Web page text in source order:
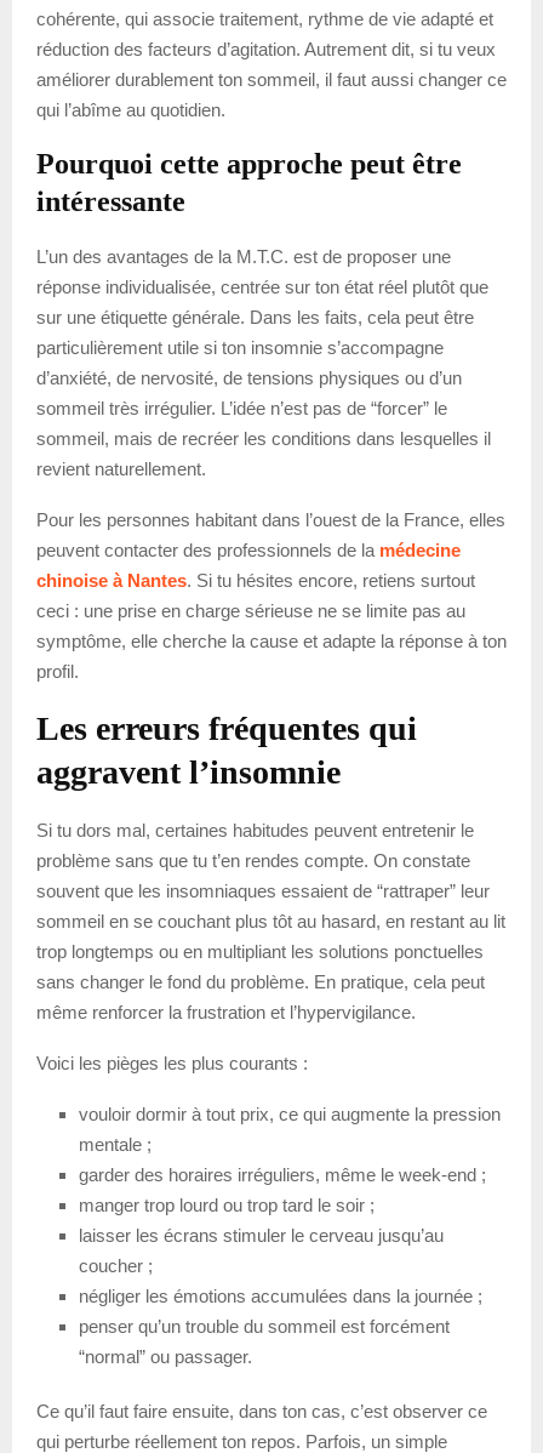
cohérente, qui associe traitement, rythme de vie adapté et
réduction des facteurs d’agitation. Autrement dit, si tu veux
améliorer durablement ton sommeil, il faut aussi changer ce
qui l’abîme au quotidien.
Pourquoi cette approche peut être
intéressante
L’un des avantages de la M.T.C. est de proposer une
réponse individualisée, centrée sur ton état réel plutôt que
sur une étiquette générale. Dans les faits, cela peut être
particulièrement utile si ton insomnie s’accompagne
d’anxiété, de nervosité, de tensions physiques ou d’un
sommeil très irrégulier. L’idée n’est pas de “forcer” le
sommeil, mais de recréer les conditions dans lesquelles il
revient naturellement.
Pour les personnes habitant dans l’ouest de la France, elles
peuvent contacter des professionnels de la médecine
chinoise à Nantes. Si tu hésites encore, retiens surtout
ceci : une prise en charge sérieuse ne se limite pas au
symptôme, elle cherche la cause et adapte la réponse à ton
profil.
Les erreurs fréquentes qui
aggravent l’insomnie
Si tu dors mal, certaines habitudes peuvent entretenir le
problème sans que tu t’en rendes compte. On constate
souvent que les insomniaques essaient de “rattraper” leur
sommeil en se couchant plus tôt au hasard, en restant au lit
trop longtemps ou en multipliant les solutions ponctuelles
sans changer le fond du problème. En pratique, cela peut
même renforcer la frustration et l’hypervigilance.
Voici les pièges les plus courants :
vouloir dormir à tout prix, ce qui augmente la pression
mentale ;
garder des horaires irréguliers, même le week-end ;
manger trop lourd ou trop tard le soir ;
laisser les écrans stimuler le cerveau jusqu’au
coucher ;
négliger les émotions accumulées dans la journée ;
penser qu’un trouble du sommeil est forcément
“normal” ou passager.
Ce qu’il faut faire ensuite, dans ton cas, c’est observer ce
qui perturbe réellement ton repos. Parfois, un simple